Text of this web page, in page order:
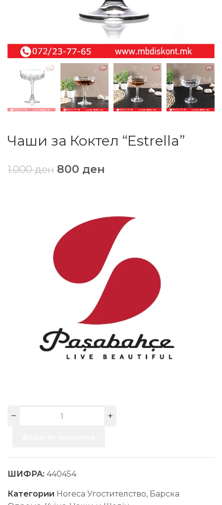
Чаши за Коктел “Estrella”
1.000ден 800 ден
ШИФРА: 440454
Категории Horeca Угостителство, Барска